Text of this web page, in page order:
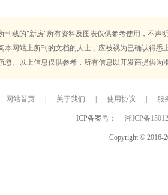
刊载的"新房"所有资料及图表仅供参考使用，不
本网站上所刊的文档的人士，应被视为已确认得
忽。以上信息仅供参考，所有信息以开发商提供为
网站首页 关于我们 使用协议 服
ICP备案号： 湘ICP备
Copyright © 2016-